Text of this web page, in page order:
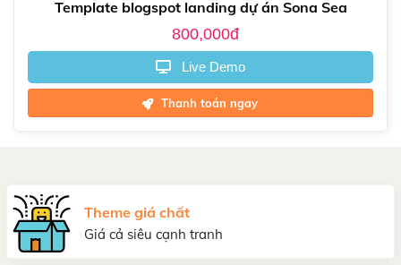
Template blogspot landing dự án Sona Sea
800,000đ
Live Demo
Thanh toán ngay
Theme giá chất
Giá cả siêu cạnh tranh